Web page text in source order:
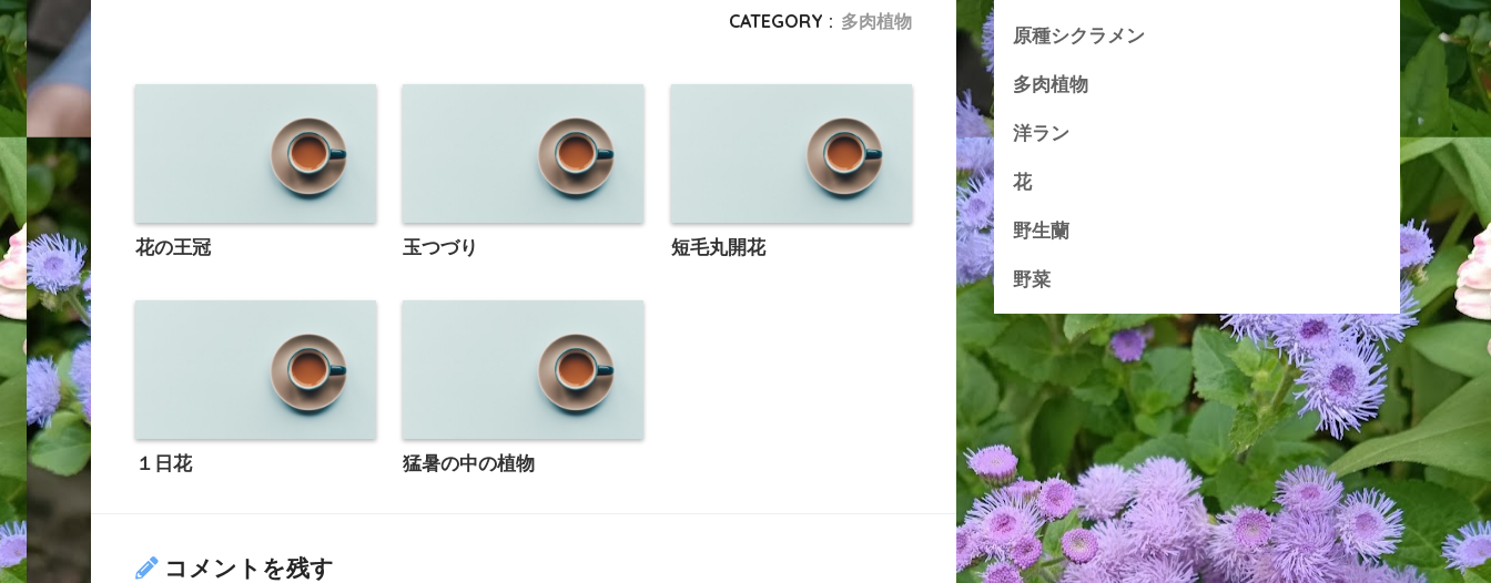
CATEGORY : 多肉植物
花の王冠 玉つづり 短毛丸開花
１日花 猛暑の中の植物
コメントを残す
原種シクラメン
多肉植物
洋ラン
花
野生蘭
野菜